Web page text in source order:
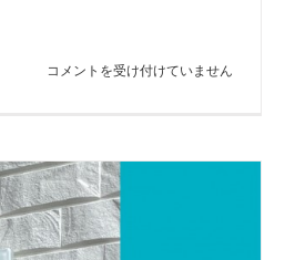
VOICE_vol36
コメントを受け付けていません